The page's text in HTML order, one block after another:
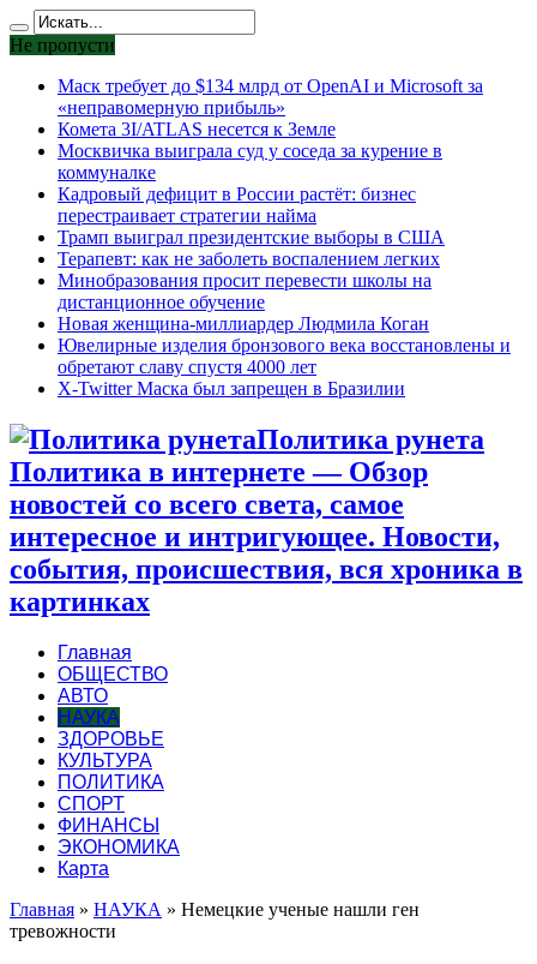
Не пропусти
Маск требует до $134 млрд от OpenAI и Microsoft за
«неправомерную прибыль»
Комета 3I/ATLAS несется к Земле
Москвичка выиграла суд у соседа за курение в
коммуналке
Кадровый дефицит в России растёт: бизнес
перестраивает стратегии найма
Трамп выиграл президентские выборы в США
Терапевт: как не заболеть воспалением легких
Минобразования просит перевести школы на
дистанционное обучение
Новая женщина-миллиардер Людмила Коган
Ювелирные изделия бронзового века восстановлены и
обретают славу спустя 4000 лет
X-Twitter Маска был запрещен в Бразилии
Политика рунета
Политика в интернете — Обзор
новостей со всего света, самое
интересное и интригующее. Новости,
события, происшествия, вся хроника в
картинках
Главная
ОБЩЕСТВО
АВТО
НАУКА
ЗДОРОВЬЕ
КУЛЬТУРА
ПОЛИТИКА
СПОРТ
ФИНАНСЫ
ЭКОНОМИКА
Карта
Главная » НАУКА » Немецкие ученые нашли ген
тревожности